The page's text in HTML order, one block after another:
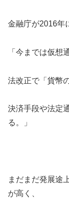
金融庁が2016年
「今までは仮想
法改正で「貨幣
決済手段や法定
る。」
まだまだ発展途
が高く、